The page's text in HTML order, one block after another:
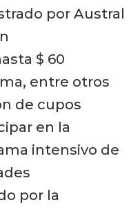
por Austral
$ 60
entre otros
de cupos
en la
intensivo de
por la